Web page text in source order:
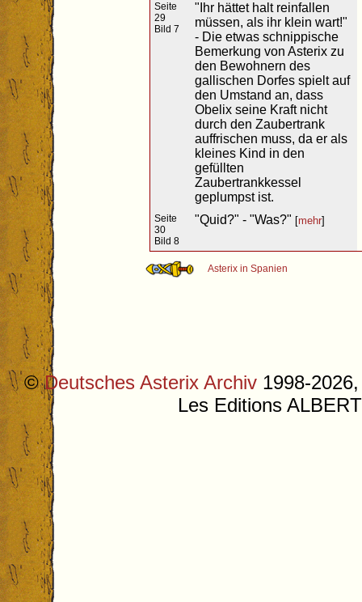
Seite
29
Bild 7
"Ihr hättet halt reinfallen
müssen, als ihr klein wart!"
- Die etwas schnippische
Bemerkung von Asterix zu
den Bewohnern des
gallischen Dorfes spielt auf
den Umstand an, dass
Obelix seine Kraft nicht
durch den Zaubertrank
auffrischen muss, da er als
kleines Kind in den
gefüllten
Zaubertrankkessel
geplumpst ist.
Seite
30
Bild 8
"Quid?" - "Was?" [mehr]
Asterix in Spanien
©Deutsches Asterix Archiv 1998-
Les Editions